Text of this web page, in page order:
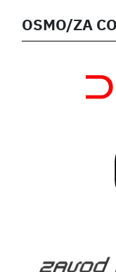
OSMO/ZA